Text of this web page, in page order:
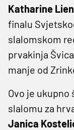
Katharine
finalu
slalomskom
prvakinja
manje od
Ovo je
slalomu za
Janica